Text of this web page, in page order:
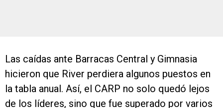
Las caídas ante Barracas Central y Gimnasia
hicieron que River perdiera algunos puestos en
la tabla anual. Así, el CARP no solo quedó lejos
de los líderes, sino que fue superado por varios